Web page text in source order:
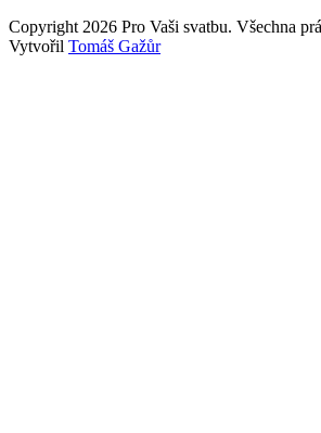
Copyright 2026 Pro Vaši svatbu. Všechna
Vytvořil Tomáš Gažůr